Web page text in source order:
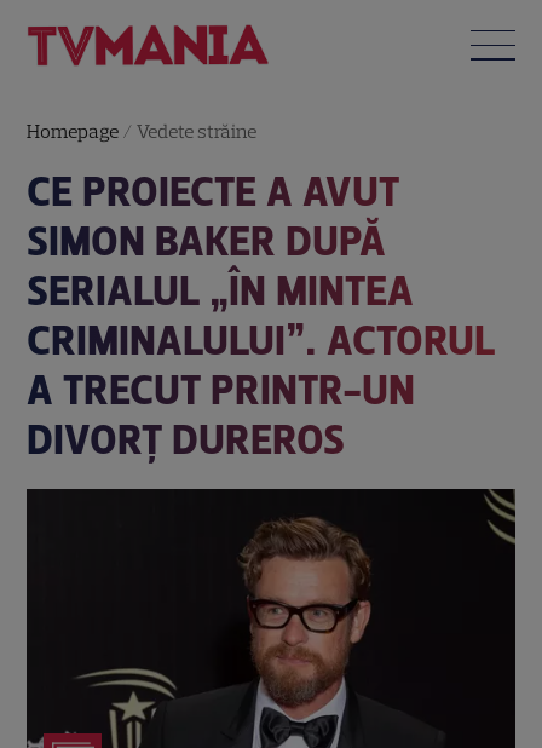
Homepage /Vedete străine
CE PROIECTE A AVUT
SIMON BAKER DUPĂ
SERIALUL „ÎN MINTEA
CRIMINALULUI”. ACTORUL
A TRECUT PRINTR-UN
DIVORȚ DUREROS